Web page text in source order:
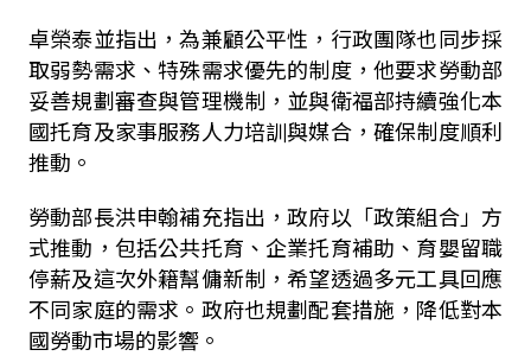
卓榮泰並指出，為兼顧公平性，行政團隊也同步採
取弱勢需求、特殊需求優先的制度，他要求勞動部
妥善規劃審查與管理機制，並與衛福部持續強化本
國托育及家事服務人力培訓與媒合，確保制度順利
推動。
勞動部長洪申翰補充指出，政府以「政策組合」方
式推動，包括公共托育、企業托育補助、育嬰留職
停薪及這次外籍幫傭新制，希望透過多元工具回應
不同家庭的需求。政府也規劃配套措施，降低對本
國勞動市場的影響。